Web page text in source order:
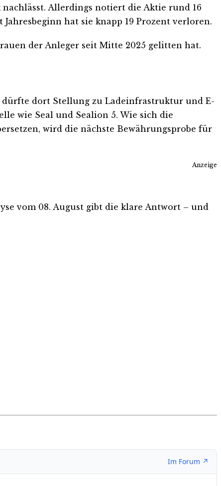
Allerdings notiert die Aktie rund 16
hat sie knapp 19 Prozent verloren.
der Anleger seit Mitte 2025 gelitten hat.
dürfte dort Stellung zu Ladeinfrastruktur und E-
wie Seal und Sealion 5. Wie sich die
wird die nächste Bewährungsprobe für
Anzeige
vom 08. August gibt die klare Antwort – und